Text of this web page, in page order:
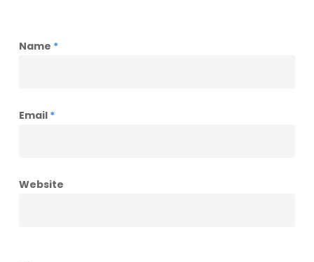
Name *
Email *
Website